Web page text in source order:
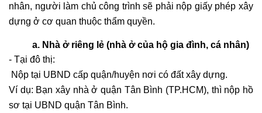
nhân, người làm chủ công trình sẽ phải nộp giấy phép xây
dựng ở cơ quan thuộc thẩm quyền.
a. Nhà ở riêng lẻ (nhà ở của hộ gia đình, cá nhân)
- Tại đô thị:
Nộp tại UBND cấp quận/huyện nơi có đất xây dựng.
Ví dụ: Bạn xây nhà ở quận Tân Bình (TP.HCM), thì nộp hồ
sơ tại UBND quận Tân Bình.